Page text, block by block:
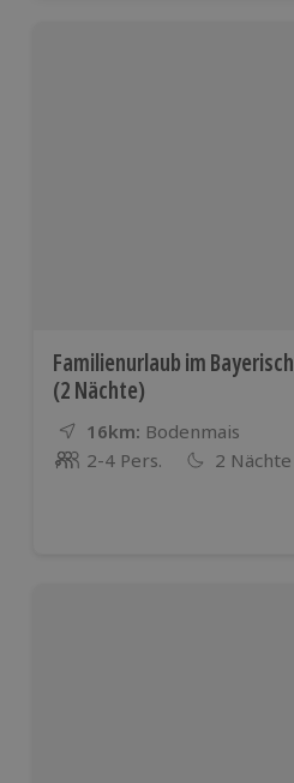
Familienurlaub im
(2 Nächte)
16km: Entfernung
Standort
Bodenmais
Anzahl der Teilnehmer
2-4 Pers. 2 Nächte